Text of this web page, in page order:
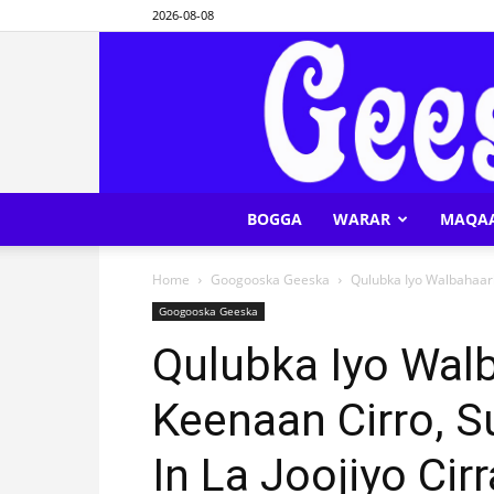
2026-08-08
BOGGA WARAR
Home Googooska Geeska Qulubka Iyo
Googooska Geeska
Qulubka Iyo
Keenaan Cirro,
In La Joojiyo